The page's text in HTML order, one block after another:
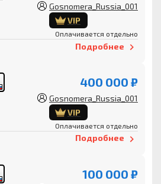
Gosnomera_Russia_001
VIP
Оплачивается отдельно
Подробнее
400 000 ₽
Gosnomera_Russia_001
VIP
Оплачивается отдельно
Подробнее
100 000 ₽